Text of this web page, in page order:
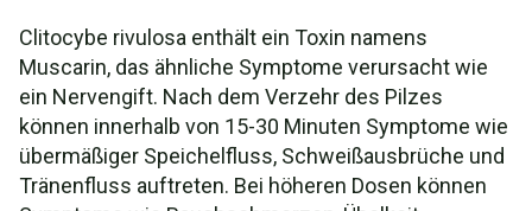
Clitocybe rivulosa enthält ein Toxin namens
Muscarin, das ähnliche Symptome verursacht wie
ein Nervengift. Nach dem Verzehr des Pilzes
können innerhalb von 15-30 Minuten Symptome wie
übermäßiger Speichelfluss, Schweißausbrüche und
Tränenfluss auftreten. Bei höheren Dosen können